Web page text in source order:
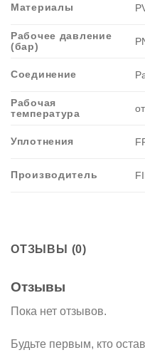
Материалы
Рабочее давление
(бар)
Соединение
Рабочая
температура
Уплотнения
Производитель
ОТЗЫВЫ (0)
Отзывы
Пока нет отзывов.
Будьте первым, кто